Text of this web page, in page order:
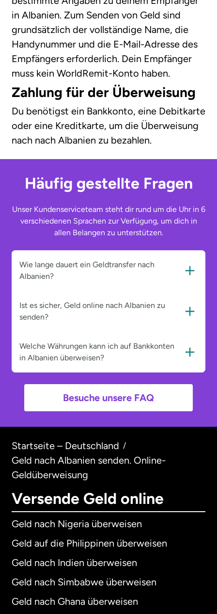
in Albanien. Zum Senden von Geld sind
grundsätzlich der vollständige Name, die
Handynummer und die E-Mail-Adresse des
Empfängers erforderlich. Dein Empfänger
muss kein WorldRemit-Konto haben.
Zahlung für der Überweisung
Du benötigst ein Bankkonto, eine Debitkarte
oder eine Kreditkarte, um die Überweisung
nach nach Albanien zu bezahlen.
Häufig gestellte Fragen
Unser Kundenserviceteam steht dir rund um die Uhr in 6
verschiedenen Sprachen zur Verfügung, um dich in
allen Belangen zu unterstützen.
Wie lange dauert ein Geldtransfer nach
Albanien?
Ist es sicher, Geld online nach Albanien zu
senden?
Welche Währungen kann ich auf Bankkonten
in Albanien überweisen?
Besuche unsere FAQ
Startseite – Deutschland /
Geld nach Albanien senden. Online-
Geldüberweisung
Versende Geld online
Geld nach Nigeria überweisen
Geld auf die Philippinen überweisen
Geld nach Indien überweisen
Geld nach Simbabwe überweisen
Geld nach Ghana überweisen